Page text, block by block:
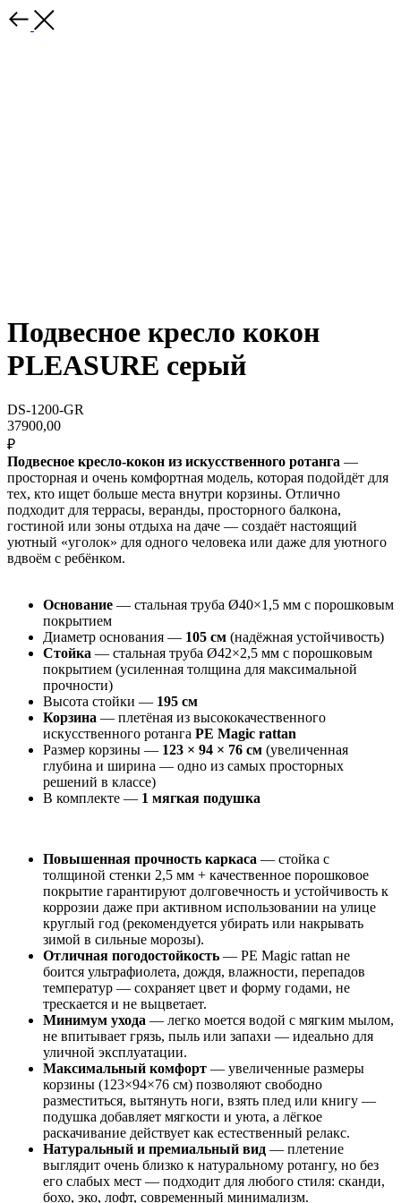
Подвесное кресло кокон
PLEASURE серый
DS-1200-GR
37900,00
₽
Подвесное кресло-кокон из искусственного ротанга —
просторная и очень комфортная модель, которая подойдёт для
тех, кто ищет больше места внутри корзины. Отлично
подходит для террасы, веранды, просторного балкона,
гостиной или зоны отдыха на даче — создаёт настоящий
уютный «уголок» для одного человека или даже для уютного
вдвоём с ребёнком.
Основание — стальная труба Ø40×1,5 мм с порошковым
покрытием
Диаметр основания — 105 см (надёжная устойчивость)
Стойка — стальная труба Ø42×2,5 мм с порошковым
покрытием (усиленная толщина для максимальной
прочности)
Высота стойки — 195 см
Корзина — плетёная из высококачественного
искусственного ротанга PE Magic rattan
Размер корзины — 123 × 94 × 76 см (увеличенная
глубина и ширина — одно из самых просторных
решений в классе)
В комплекте — 1 мягкая подушка
Повышенная прочность каркаса — стойка с
толщиной стенки 2,5 мм + качественное порошковое
покрытие гарантируют долговечность и устойчивость к
коррозии даже при активном использовании на улице
круглый год (рекомендуется убирать или накрывать
зимой в сильные морозы).
Отличная погодостойкость — PE Magic rattan не
боится ультрафиолета, дождя, влажности, перепадов
температур — сохраняет цвет и форму годами, не
трескается и не выцветает.
Минимум ухода — легко моется водой с мягким мылом,
не впитывает грязь, пыль или запахи — идеально для
уличной эксплуатации.
Максимальный комфорт — увеличенные размеры
корзины (123×94×76 см) позволяют свободно
разместиться, вытянуть ноги, взять плед или книгу —
подушка добавляет мягкости и уюта, а лёгкое
раскачивание действует как естественный релакс.
Натуральный и премиальный вид — плетение
выглядит очень близко к натуральному ротангу, но без
его слабых мест — подходит для любого стиля: сканди,
бохо, эко, лофт, современный минимализм.